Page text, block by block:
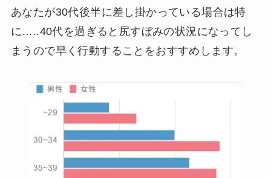
あなたが30代後半に差し掛かっている場合は特
に…..40代を過ぎると尻すぼみの状況になってし
まうので早く行動することをおすすめします。